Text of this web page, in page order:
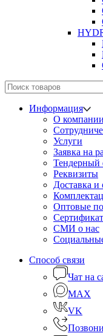
Информация
О компании
Услуги
Заявка на
Тендерный
Реквизиты
Доставка и
Оптовые
СМИ о нас
Способ связи
Чат на
MAX
VK